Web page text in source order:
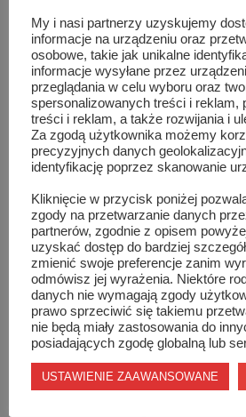
Powiat Szydłowiecki.
Nowa ...
My i nasi partnerzy uzyskujemy
informacje na urządzeniu oraz
osobowe, takie jak unikalne
informacje wysyłane przez
przeglądania w celu wyboru oraz
spersonalizowanych treści i reklam,
treści i reklam, a także rozwijania i
Za zgodą użytkownika możemy
precyzyjnych danych
identyfikację poprzez skanowanie
Kliknięcie w przycisk poniżej
zgody na przetwarzanie danych
partnerów, zgodnie z opisem
uzyskać dostęp do bardziej
zmienić swoje preferencje zanim
odmówisz jej wyrażenia. Niektóre
danych nie wymagają zgody
prawo sprzeciwić się takiemu
nie będą miały zastosowania do
posiadających zgodę globalną lub
USTAWIENIE ZAAWANSOWANE